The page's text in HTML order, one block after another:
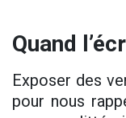
Quand
Exposer des
pour nous